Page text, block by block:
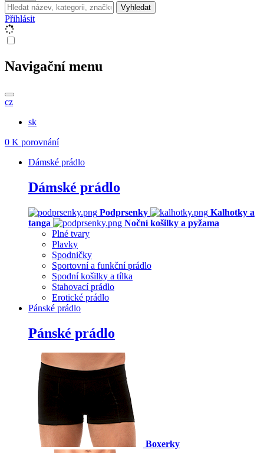
Vyhledat
Přihlásit
Navigační menu
cz
sk
0 K porovnání
Dámské prádlo
Dámské prádlo
Podprsenky
Kalhotky a
tanga
Noční košilky a pyžama
Plné tvary
Plavky
Spodničky
Sportovní a funkční prádlo
Spodní košilky a tílka
Stahovací prádlo
Erotické prádlo
Pánské prádlo
Pánské prádlo
Boxerky